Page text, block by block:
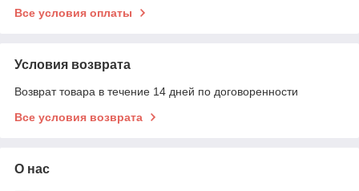
Все условия оплаты
Условия возврата
Возврат товара в течение 14 дней по договоренности
Все условия возврата
О нас